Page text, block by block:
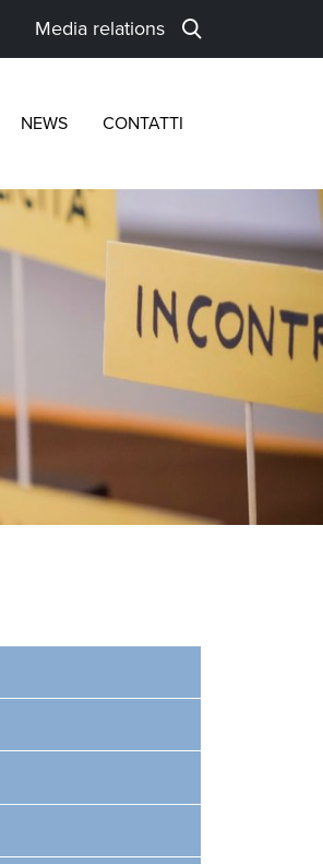
Media relations
NEWS CONTATTI